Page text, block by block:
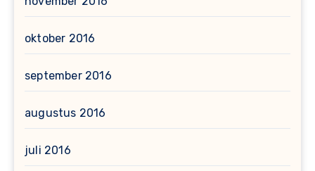
oktober 2016
september 2016
augustus 2016
juli 2016